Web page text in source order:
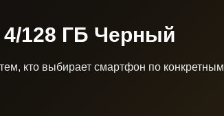
128 ГБ Черный
кто выбирает смартфон по конкретным